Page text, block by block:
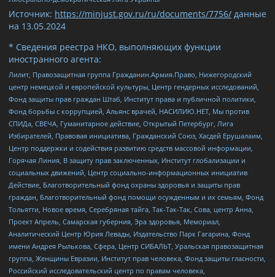
Источник: https://minjust.gov.ru/ru/documents/7756/ данные
на 13.05.2024
* Сведения реестра НКО, выполняющих функции
иностранного агента:
Лилит, Правозащитная группа Гражданин.Армия.Право, Нижегородский
центр немецкой и европейской культуры, Центр гендерных исследований,
Фонд защиты прав граждан Штаб, Институт права и публичной политики,
Фонд борьбы с коррупцией, Альянс врачей, НАСИЛИЮ.НЕТ, Мы против
СПИДа, СВЕЧА, Гуманитарное действие, Открытый Петербург, Лига
Избирателей, Правовая инициатива, Гражданский Союз, Хасдей Ерушалаим,
Центр поддержки и содействия развитию средств массовой информации,
Горячая Линия, В защиту прав заключенных, Институт глобализации и
социальных движений, Центр социально-информационных инициатив
Действие, Благотворительный фонд охраны здоровья и защиты прав
граждан, Благотворительный фонд помощи осужденным и их семьям, Фонд
Тольятти, Новое время, Серебряная тайга, Так-Так-Так, Сова, центр Анна,
Проект Апрель, Самарская губерния, Эра здоровья, Мемориал,
Аналитический Центр Юрия Левады, Издательство Парк Гагарина, Фонд
имени Андрея Рылькова, Сфера, Центр СИБАЛЬТ, Уральская правозащитная
группа, Женщины Евразии, Институт прав человека, Фонд защиты гласности,
Российский исследовательский центр по правам человека,